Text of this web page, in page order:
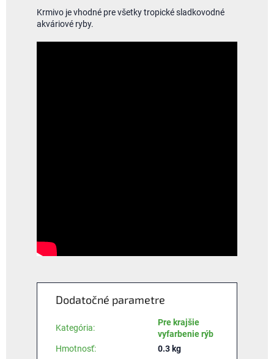
Krmivo je vhodné pre všetky tropické sladkovodné
akváriové ryby.
Dodatočné parametre
Kategória:
Pre krajšie
vyfarbenie rýb
Hmotnosť:
0.3 kg